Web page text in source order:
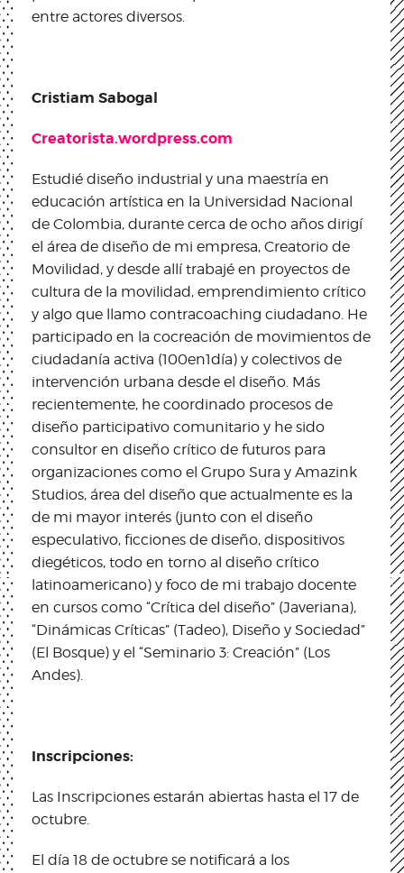
entre actores diversos.
Cristiam Sabogal
Creatorista.wordpress.com
Estudié diseño industrial y una maestría en
educación artística en la Universidad Nacional
de Colombia, durante cerca de ocho años dirigí
el área de diseño de mi empresa, Creatorio de
Movilidad, y desde allí trabajé en proyectos de
cultura de la movilidad, emprendimiento crítico
y algo que llamo contracoaching ciudadano. He
participado en la cocreación de movimientos de
ciudadanía activa (100en1día) y colectivos de
intervención urbana desde el diseño. Más
recientemente, he coordinado procesos de
diseño participativo comunitario y he sido
consultor en diseño crítico de futuros para
organizaciones como el Grupo Sura y Amazink
Studios, área del diseño que actualmente es la
de mi mayor interés (junto con el diseño
especulativo, ficciones de diseño, dispositivos
diegéticos, todo en torno al diseño crítico
latinoamericano) y foco de mi trabajo docente
en cursos como “Crítica del diseño” (Javeriana),
“Dinámicas Críticas” (Tadeo), Diseño y Sociedad”
(El Bosque) y el “Seminario 3: Creación” (Los
Andes).
Inscripciones:
Las Inscripciones estarán abiertas hasta el 17 de
octubre.
El día 18 de octubre se notificará a los